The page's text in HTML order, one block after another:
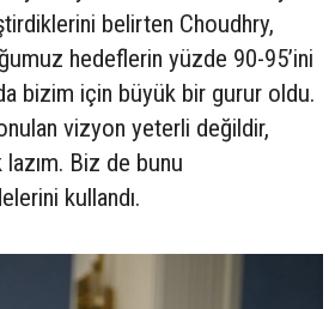
belirten Choudhry,
hedeflerin yüzde 90-95’ini
bizim için büyük bir gurur oldu.
vizyon yeterli değildir,
lazım. Biz de bunu
kullandı.